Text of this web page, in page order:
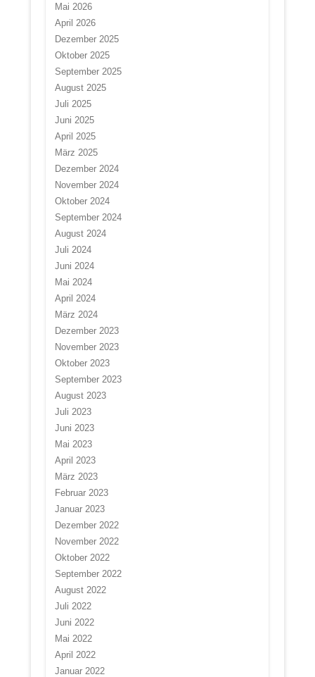
Mai 2026
April 2026
Dezember 2025
Oktober 2025
September 2025
August 2025
Juli 2025
Juni 2025
April 2025
März 2025
Dezember 2024
November 2024
Oktober 2024
September 2024
August 2024
Juli 2024
Juni 2024
Mai 2024
April 2024
März 2024
Dezember 2023
November 2023
Oktober 2023
September 2023
August 2023
Juli 2023
Juni 2023
Mai 2023
April 2023
März 2023
Februar 2023
Januar 2023
Dezember 2022
November 2022
Oktober 2022
September 2022
August 2022
Juli 2022
Juni 2022
Mai 2022
April 2022
Januar 2022